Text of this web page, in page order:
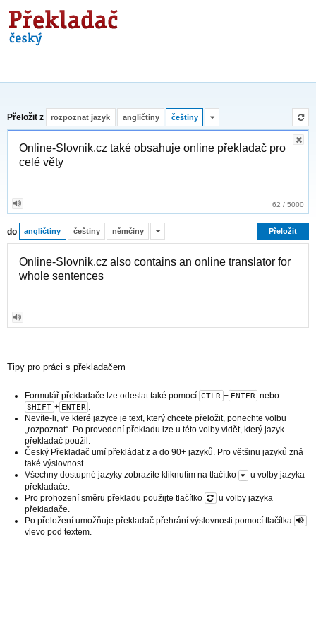
Překladač
Přeložit z rozpoznat jazyk angličtiny češtiny
62 / 5000
do angličtiny češtiny němčiny Přeložit
Online-Slovnik.cz also contains an online translator for
whole sentences
Tipy pro práci s překladačem
Formulář překladače lze odeslat také pomocí CTLR + ENTER nebo
SHIFT + ENTER .
Nevíte-li, ve které jazyce je text, který chcete přeložit, ponechte volbu
„rozpoznat“. Po provedení překladu lze u této volby vidět, který jazyk
překladač použil.
Český Překladač umí překládat z a do 90+ jazyků. Pro většinu jazyků zná
také výslovnost.
Všechny dostupné jazyky zobrazíte kliknutím na tlačítko
u volby jazyka
překladače.
Pro prohození směru překladu použijte tlačítko
u volby jazyka
překladače.
Po přeložení umožňuje překladač přehrání výslovnosti pomocí tlačítka
vlevo pod textem.